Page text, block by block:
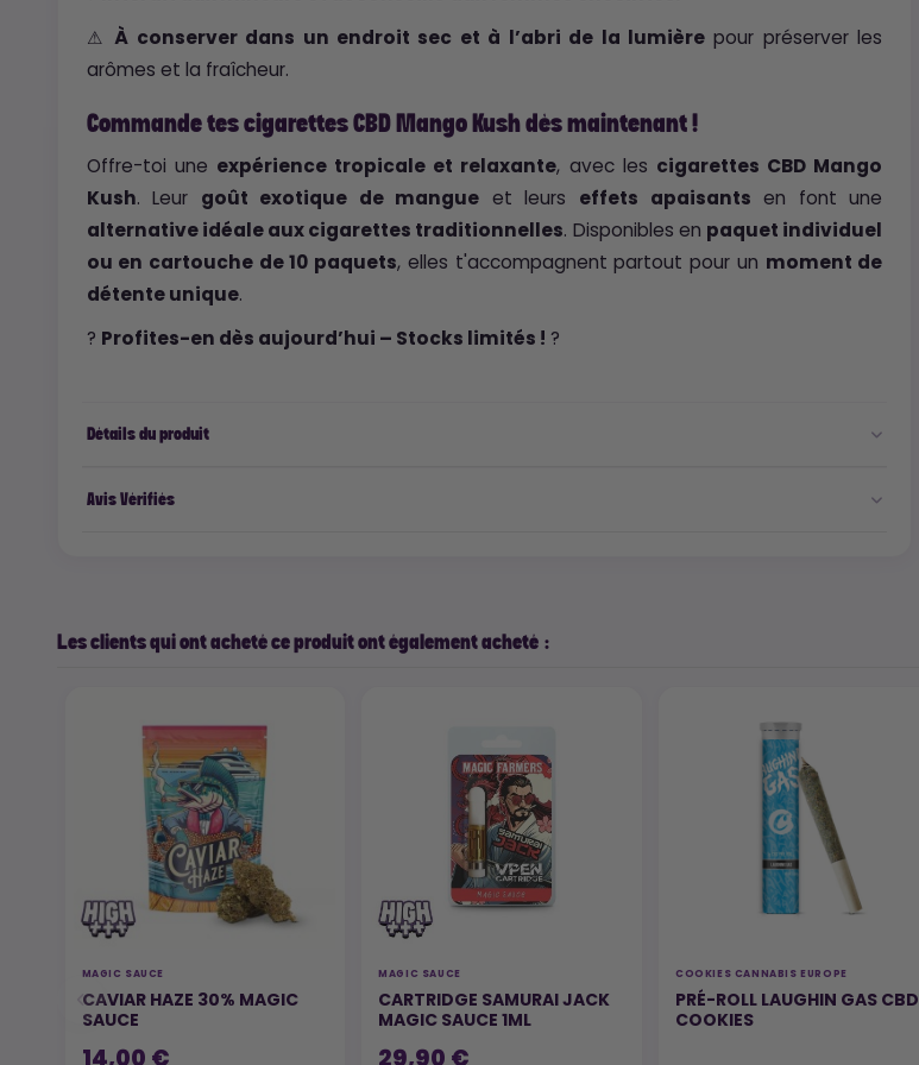
⚠À conserver dans un endroit sec et à l’abri de la lumière pour préserver les
arômes et la fraîcheur.
Commande tes cigarettes CBD Mango Kush dès maintenant !
Offre-toi une expérience tropicale et relaxante, avec les cigarettes CBD Mango
Kush. Leur goût exotique de mangue et leurs effets apaisants en font une
alternative idéale aux cigarettes traditionnelles. Disponibles en paquet individuel
ou en cartouche de 10 paquets, elles t'accompagnent partout pour un moment de
détente unique.
? Profites-en dès aujourd’hui – Stocks limités ! ?
Détails du produit
Avis Vérifiés
Les clients qui ont acheté ce produit ont également acheté :
MAGIC SAUCE
CAVIAR HAZE 30% MAGIC
SAUCE
14,00 €
MAGIC SAUCE
CARTRIDGE SAMURAI JACK
MAGIC SAUCE 1ML
29,90 €
COOKIES CANNABIS EUROPE
PRÉ-ROLL LAUGHIN GAS CBD
COOKIES